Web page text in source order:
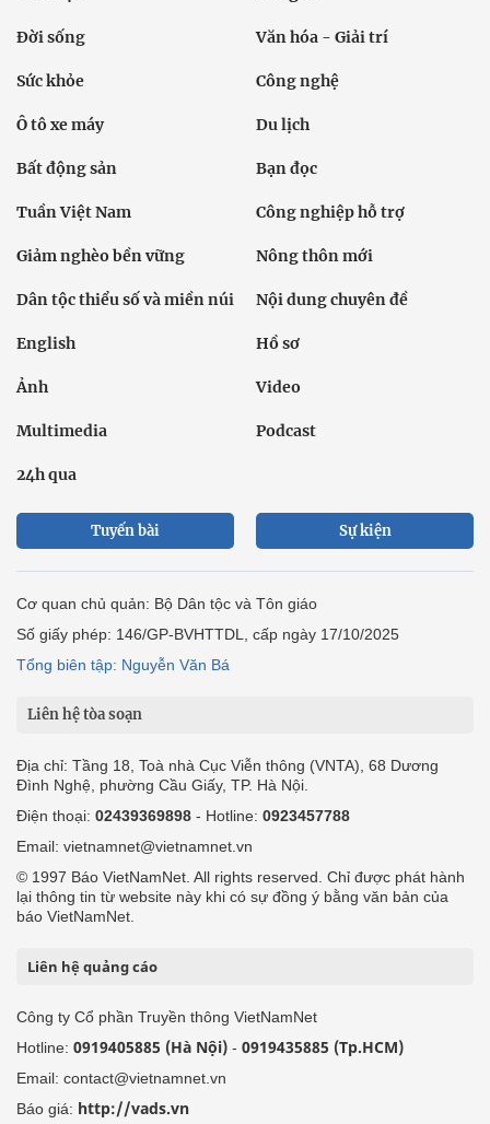
Đời sống Văn hóa - Giải trí
Sức khỏe Công nghệ
Ô tô xe máy Du lịch
Bất động sản Bạn đọc
Tuần Việt Nam Công nghiệp hỗ trợ
Giảm nghèo bền vững Nông thôn mới
Dân tộc thiểu số và miền núi Nội dung chuyên đề
English Hồ sơ
Ảnh Video
Multimedia Podcast
24h qua
Tuyến bài Sự kiện
Cơ quan chủ quản: Bộ Dân tộc và Tôn giáo
Số giấy phép: 146/GP-BVHTTDL, cấp ngày 17/10/2025
Tổng biên tập: Nguyễn Văn Bá
Liên hệ tòa soạn
Địa chỉ: Tầng 18, Toà nhà Cục Viễn thông (VNTA), 68 Dương
Đình Nghệ, phường Cầu Giấy, TP. Hà Nội.
Điện thoại: 02439369898 - Hotline: 0923457788
Email: vietnamnet@vietnamnet.vn
© 1997 Báo VietNamNet. All rights reserved. Chỉ được phát hành
lại thông tin từ website này khi có sự đồng ý bằng văn bản của
báo VietNamNet.
Liên hệ quảng cáo
Công ty Cổ phần Truyền thông VietNamNet
Hotline: 0919405885 (Hà Nội) - 0919435885 (Tp.HCM)
Email: contact@vietnamnet.vn
Báo giá: http://vads.vn